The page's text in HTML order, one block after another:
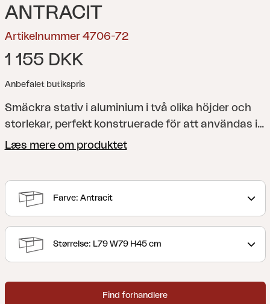
ANTRACIT
Artikelnummer 4706-72
1 155 DKK
Anbefalet butikspris
Smäckra stativ i aluminium i två olika höjder och
storlekar, perfekt konstruerade för att användas i
par. Notera att skiva köps separat.
olika storlekar och höjder där det lilla bordet
snyggt kan skjutas in under det större bordet.
och fåtöljer.
Læs mere om produktet
Farve: Antracit
Størrelse: L79 W79 H45 cm
Find forhandlere